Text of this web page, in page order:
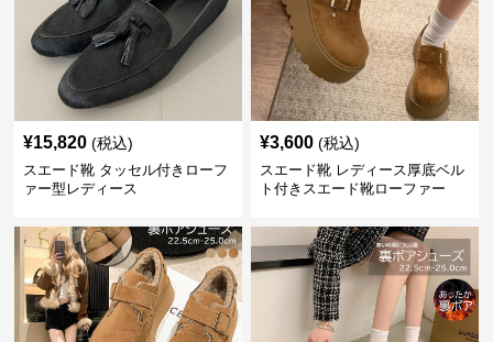
¥15,820 (税込)
スエード靴 タッセル付きローフ
ァー型レディース
¥3,600 (税込)
スエード靴 レディース厚底ベル
ト付きスエード靴ローファー